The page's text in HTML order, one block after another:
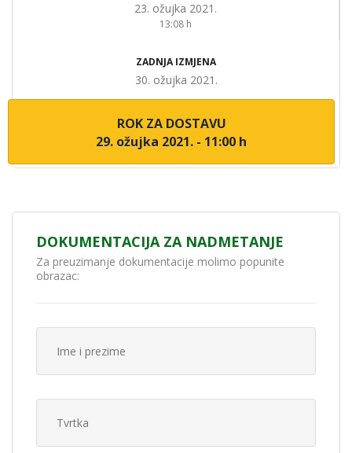
23. ožujka 2021.
13:08 h
ZADNJA IZMJENA
30. ožujka 2021.
ROK ZA DOSTAVU
29. ožujka 2021. - 11:00 h
DOKUMENTACIJA ZA NADMETANJE
Za preuzimanje dokumentacije molimo popunite
obrazac: